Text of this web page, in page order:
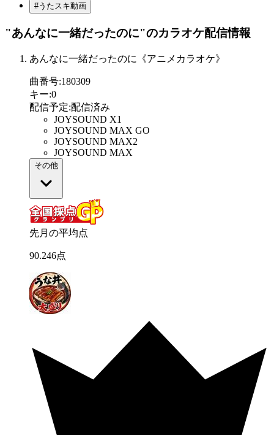
#うたスキ動画
"あんなに一緒だったのに"のカラオケ配信情報
あんなに一緒だったのに《アニメカラオケ》
曲番号:180309
キー:0
配信予定:配信済み
JOYSOUND X1
JOYSOUND MAX GO
JOYSOUND MAX2
JOYSOUND MAX
その他
先月の平均点
90.246点